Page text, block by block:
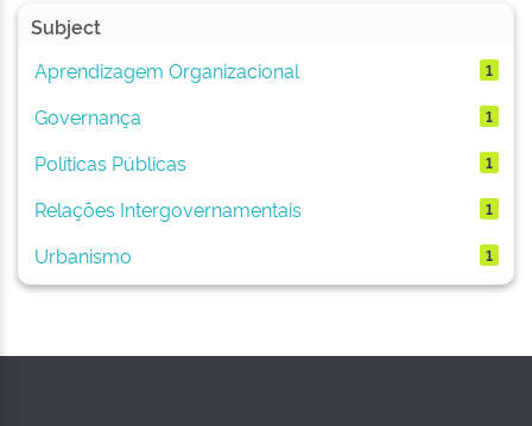
Subject
Aprendizagem Organizacional
1
Governança 1
Políticas Públicas 1
Relações Intergovernamentais 1
Urbanismo 1